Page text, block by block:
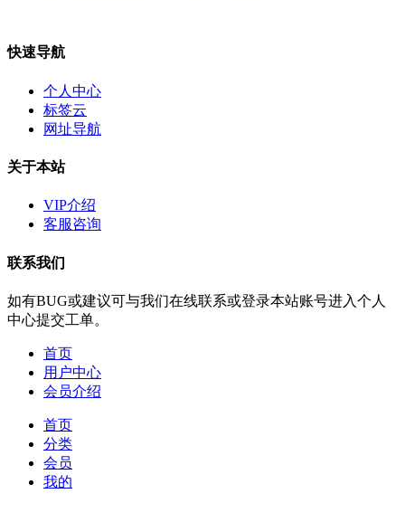
快速导航
个人中心
标签云
网址导航
关于本站
VIP介绍
客服咨询
联系我们
如有BUG或建议可与我们在线联系或登录本站账号进入个人
中心提交工单。
首页
用户中心
会员介绍
首页
分类
会员
我的